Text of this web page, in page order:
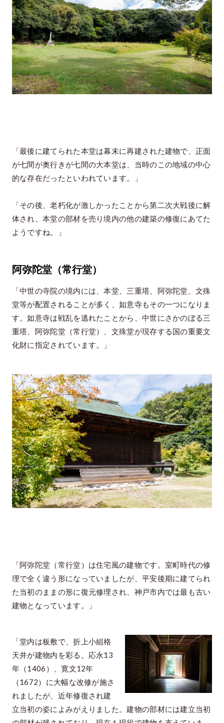
「最後に建てられた本堂は幕末に再建された建物で、正面
が七間が奥行きが七間の大本堂は、当時のこの地域の中心
的な存在だったといわれています。」
「その後、老朽化が激しかったことから第二次大戦後に解
体され、本堂の部材を売り境内の他の建築の修復にあてた
ようですね。」
阿弥陀堂（常行堂）
「中世の寺院の境内には、本堂、三重塔、阿弥陀堂、文殊
堂等が配置されることが多く、如意寺もその一つになりま
す。如意寺は戦乱を逃れたことから、中世にさかのぼる三
重塔、阿弥陀堂（常行堂）、文殊堂が現存する国の重要文
化財に指定されています。」
「阿弥陀堂（常行堂）は住宅風の建物です。室町時代の修
理で全く違う形になっていましたが、平安後期に建てられ
た当初のままの形に復元修理され、神戸市内では最も古い
建物となっています。」
「堂内は板敷で、折上小組格
天井が建物内を彩る。応永13
年（1406）、寛文12年
（1672）に大幅な改修が施さ
れましたが、近年修復され建
立当初の姿によみがえりました。建物の部材には建立当初